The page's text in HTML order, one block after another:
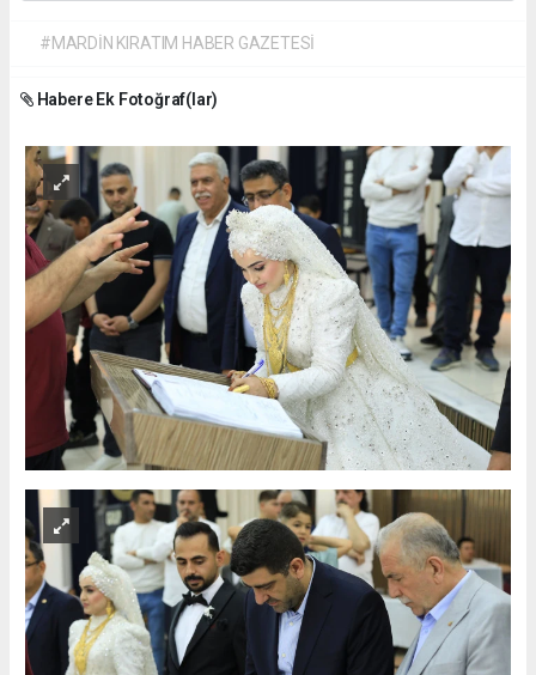
#MARDİN KIRATIM HABER GAZETESİ
Habere Ek Fotoğraf(lar)